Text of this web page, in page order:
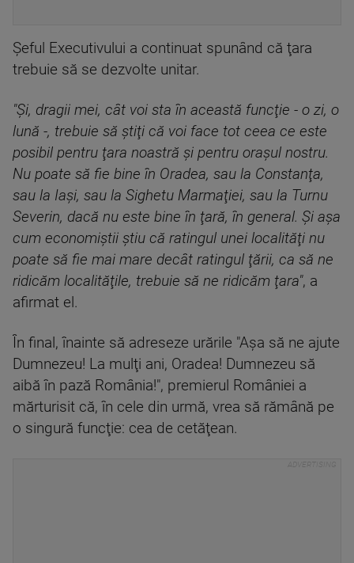
Şeful Executivului a continuat spunând că ţara
trebuie să se dezvolte unitar.
"Şi, dragii mei, cât voi sta în această funcţie - o zi, o
lună -, trebuie să ştiţi că voi face tot ceea ce este
posibil pentru ţara noastră şi pentru oraşul nostru.
Nu poate să fie bine în Oradea, sau la Constanţa,
sau la Iaşi, sau la Sighetu Marmaţiei, sau la Turnu
Severin, dacă nu este bine în ţară, în general. Şi aşa
cum economiştii ştiu că ratingul unei localităţi nu
poate să fie mai mare decât ratingul ţării, ca să ne
ridicăm localităţile, trebuie să ne ridicăm ţara", a
afirmat el.
În final, înainte să adreseze urările "Aşa să ne ajute
Dumnezeu! La mulţi ani, Oradea! Dumnezeu să
aibă în pază România!", premierul României a
mărturisit că, în cele din urmă, vrea să rămână pe
o singură funcţie: cea de cetăţean.